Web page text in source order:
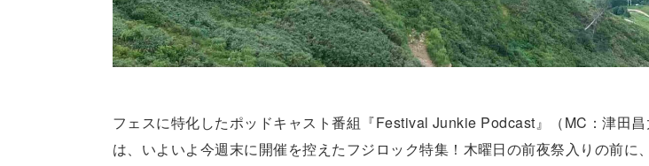
フェスに特化したポッドキャスト番組『Festival Junkie Podcast』（MC：津田
は、いよいよ今週末に開催を控えたフジロック特集！木曜日の前夜祭入りの前に